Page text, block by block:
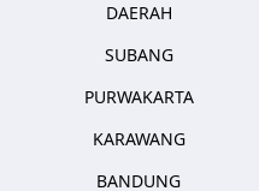
DAERAH
SUBANG
PURWAKARTA
KARAWANG
BANDUNG